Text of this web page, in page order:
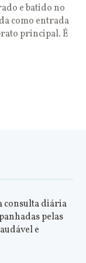
e batido no
como entrada
principal. É
consulta diária
pelas
e